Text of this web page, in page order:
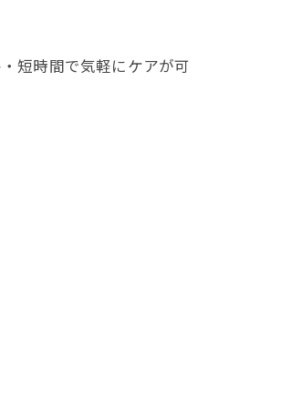
短時間で気軽にケアが可